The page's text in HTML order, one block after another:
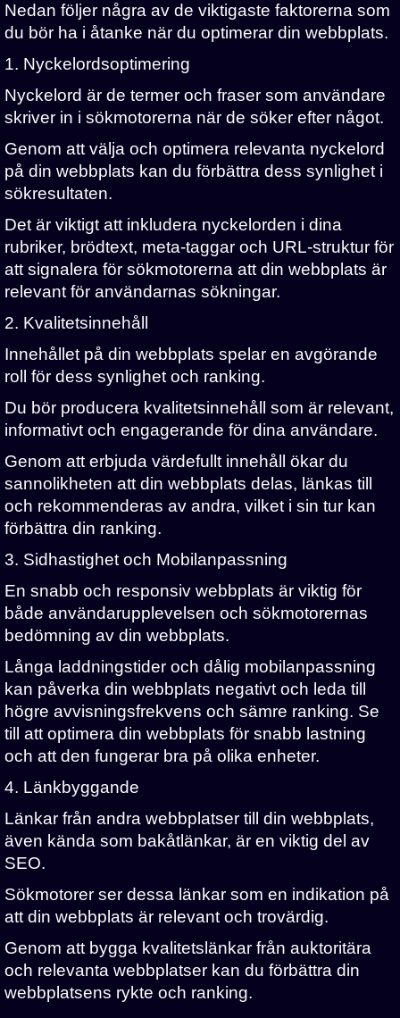
Nedan följer några av de viktigaste faktorerna som
du bör ha i åtanke när du optimerar din webbplats.
1. Nyckelordsoptimering
Nyckelord är de termer och fraser som användare
skriver in i sökmotorerna när de söker efter något.
Genom att välja och optimera relevanta nyckelord
på din webbplats kan du förbättra dess synlighet i
sökresultaten.
Det är viktigt att inkludera nyckelorden i dina
rubriker, brödtext, meta-taggar och URL-struktur för
att signalera för sökmotorerna att din webbplats är
relevant för användarnas sökningar.
2. Kvalitetsinnehåll
Innehållet på din webbplats spelar en avgörande
roll för dess synlighet och ranking.
Du bör producera kvalitetsinnehåll som är relevant,
informativt och engagerande för dina användare.
Genom att erbjuda värdefullt innehåll ökar du
sannolikheten att din webbplats delas, länkas till
och rekommenderas av andra, vilket i sin tur kan
förbättra din ranking.
3. Sidhastighet och Mobilanpassning
En snabb och responsiv webbplats är viktig för
både användarupplevelsen och sökmotorernas
bedömning av din webbplats.
Långa laddningstider och dålig mobilanpassning
kan påverka din webbplats negativt och leda till
högre avvisningsfrekvens och sämre ranking. Se
till att optimera din webbplats för snabb lastning
och att den fungerar bra på olika enheter.
4. Länkbyggande
Länkar från andra webbplatser till din webbplats,
även kända som bakåtlänkar, är en viktig del av
SEO.
Sökmotorer ser dessa länkar som en indikation på
att din webbplats är relevant och trovärdig.
Genom att bygga kvalitetslänkar från auktoritära
och relevanta webbplatser kan du förbättra din
webbplatsens rykte och ranking.